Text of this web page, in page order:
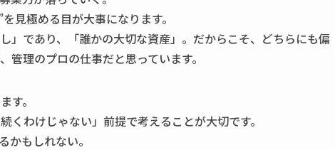
見極める目が大事になります。
」であり、「誰かの大切な資産」。だからこそ、どちらにも偏
理のプロの仕事だと思っています。
す。
わけじゃない」前提で考えることが大切です。
かもしれない。